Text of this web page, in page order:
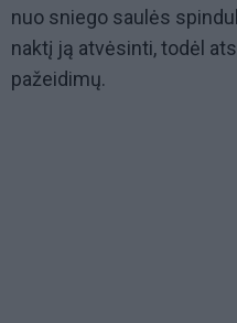
nuo sniego saulės
naktį ją atvėsinti, todėl
pažeidimų.